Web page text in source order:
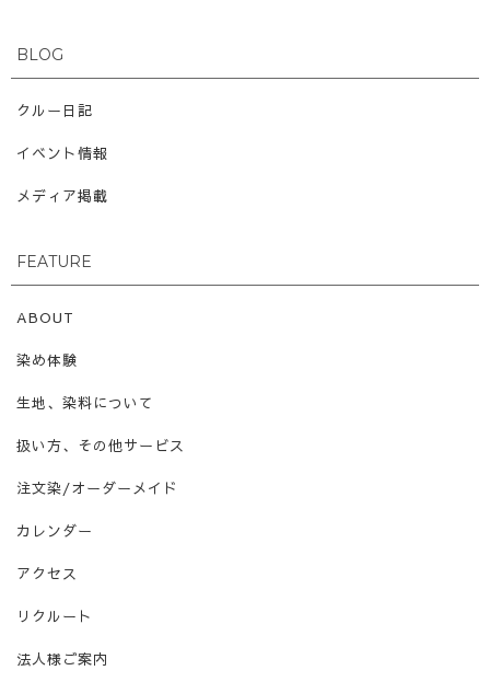
BLOG
クルー日記
イベント情報
メディア掲載
FEATURE
ABOUT
染め体験
生地、染料について
扱い方、その他サービス
注文染/オーダーメイド
カレンダー
アクセス
リクルート
法人様ご案内